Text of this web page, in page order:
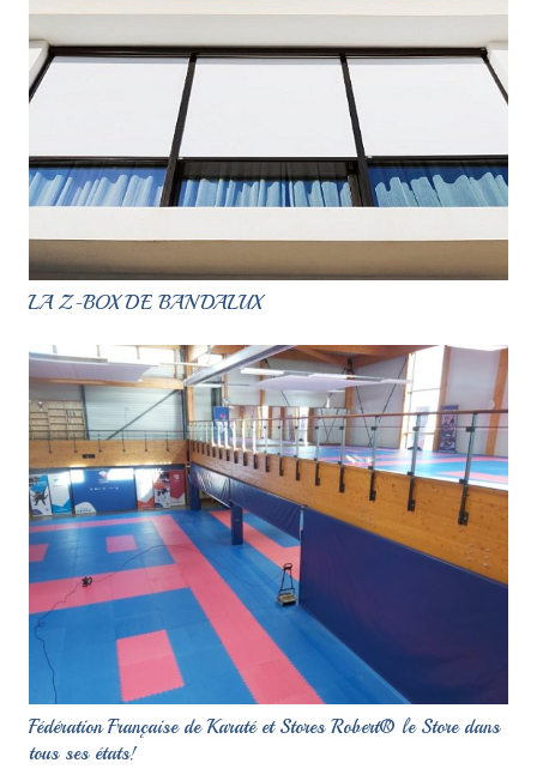
LA Z-BOX DE BANDALUX
Fédération Française de Karaté et Stores Robert® le Store dans
tous ses états!